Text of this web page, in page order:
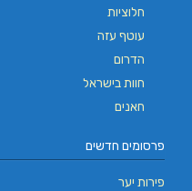
חלוציות
עוטף עזה
הדרום
חוות בישראל
חאנים
פרסומים חדשים
פירות יער